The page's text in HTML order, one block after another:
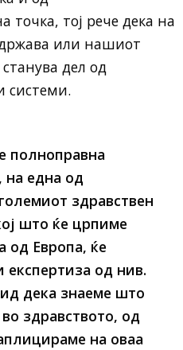
точка, тој рече дека на
или нашиот
дел од
системи.
полноправна
на една од
здравствен
што ќе црпиме
од Европа, ќе
од нив.
дека знаеме што
здравството, од
на оваа